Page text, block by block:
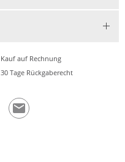
Kauf auf Rechnung
30 Tage Rückgaberecht